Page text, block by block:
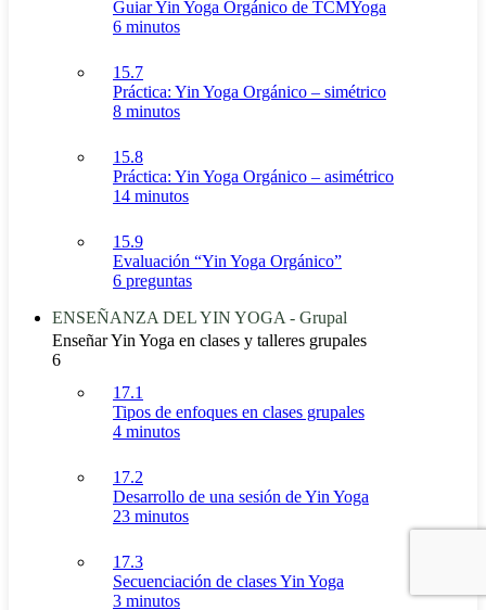
Guiar Yin Yoga Orgánico de TCMYoga
6 minutos
15.7
Práctica: Yin Yoga Orgánico – simétrico
8 minutos
15.8
Práctica: Yin Yoga Orgánico – asimétrico
14 minutos
15.9
Evaluación “Yin Yoga Orgánico”
6 preguntas
ENSEÑANZA DEL YIN YOGA - Grupal
Enseñar Yin Yoga en clases y talleres grupales
6
17.1
Tipos de enfoques en clases grupales
4 minutos
17.2
Desarrollo de una sesión de Yin Yoga
23 minutos
17.3
Secuenciación de clases Yin Yoga
3 minutos